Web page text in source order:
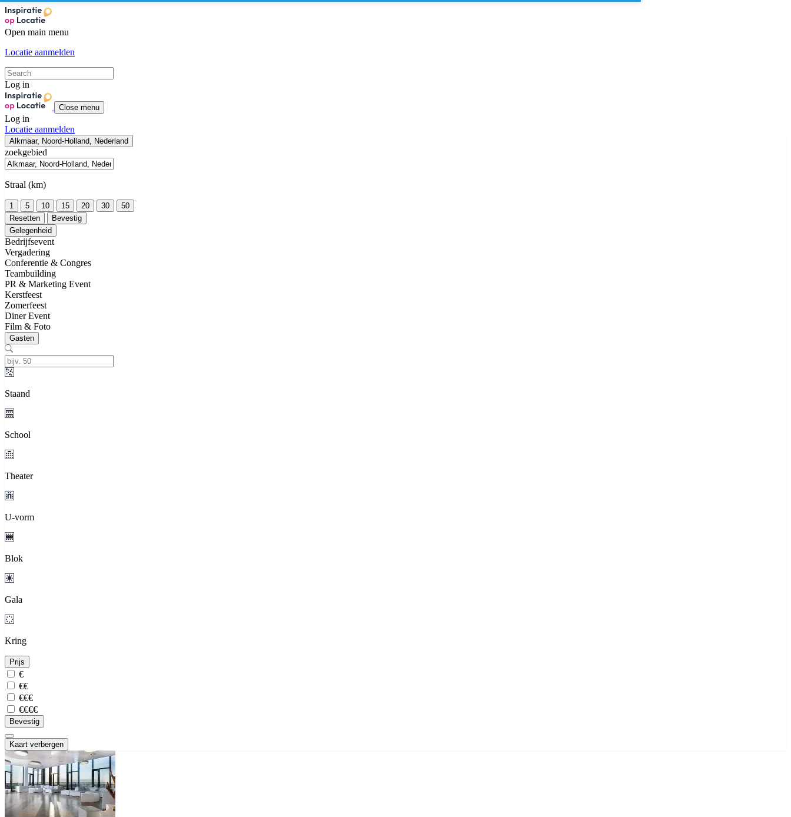
Open main menu
Locatie aanmelden
Log in
Close menu
Log in
Locatie aanmelden
Alkmaar, Noord-Holland, Nederland
zoekgebied
Straal (km)
1 5 10 15 20 30
50
Resetten
Bevestig
Gelegenheid
Bedrijfsevent
Vergadering
Conferentie & Congres
Teambuilding
PR & Marketing Event
Kerstfeest
Zomerfeest
Diner Event
Film & Foto
Gasten
Staand
School
Theater
U-vorm
Blok
Gala
Kring
Prijs
€
€€
€€€
€€€€
Bevestig
Kaart verbergen